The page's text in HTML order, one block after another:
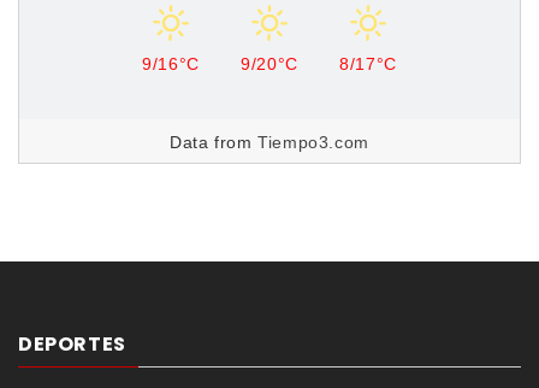
9/16°C 9/20°C 8/17°C
Data fromTiempo3.com
DEPORTES